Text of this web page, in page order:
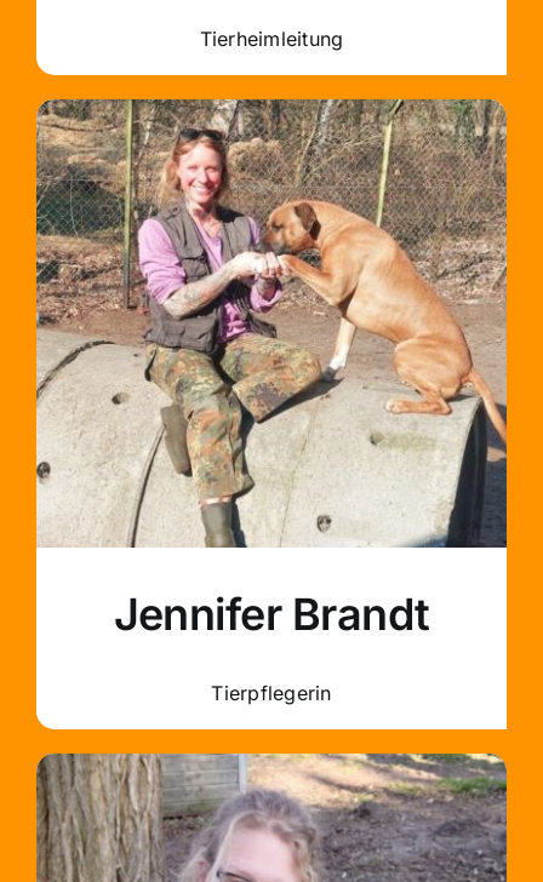
Tierheimleitung
Jennifer Brandt
Tierpflegerin